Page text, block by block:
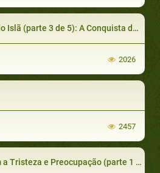
(parte 3 de 5): A Conquista de Meca
2026
2457
Preocupação (parte 1 de 4): A Condição Humana